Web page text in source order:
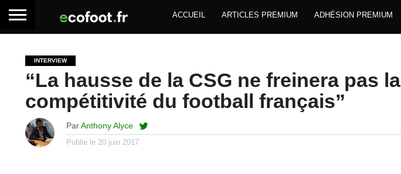
ACCUEIL ARTICLES PREMIUM ADHÉSION PREMIUM
INTERVIEW
“La hausse de la CSG ne freinera pas la
compétitivité du football français”
ParAnthony Alyce
Publie le 20 juin 2017